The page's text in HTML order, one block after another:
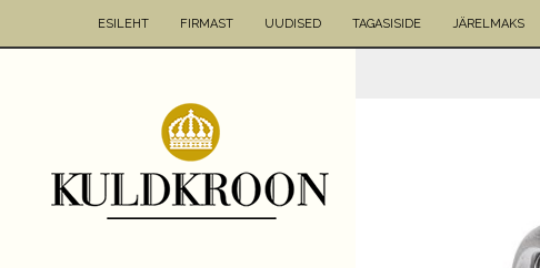
ESILEHT FIRMAST UUDISED TAGASISIDE JÄRELMAKS